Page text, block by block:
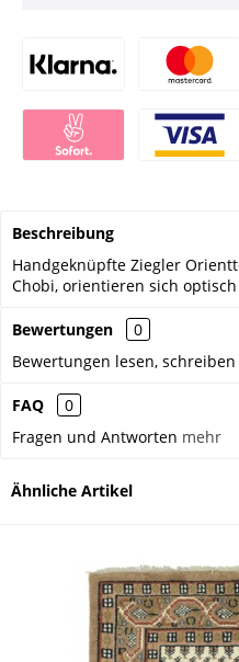
Beschreibung
Handgeknüpfte Ziegler
Chobi, orientieren sich
Bewertungen
0
Bewertungen lesen,
FAQ
0
Fragen und Antworten mehr
Ähnliche Artikel